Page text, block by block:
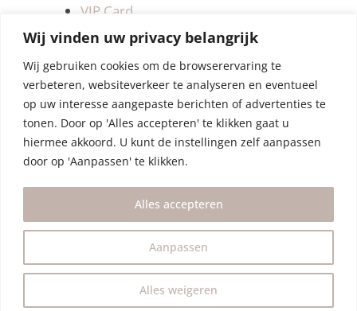
Wij vinden uw privacy belangrijk
Wij gebruiken cookies om de browserervaring te
verbeteren, websiteverkeer te analyseren en eventueel
op uw interesse aangepaste berichten of advertenties te
tonen. Door op 'Alles accepteren' te klikken gaat u
hiermee akkoord. U kunt de instellingen zelf aanpassen
door op 'Aanpassen' te klikken.
Aanpassen
Alles weigeren
Alles accepteren
VIP Card
Retourneren
Betalen & verzendkosten
Privacy Policy
Algemene Voorwaarden